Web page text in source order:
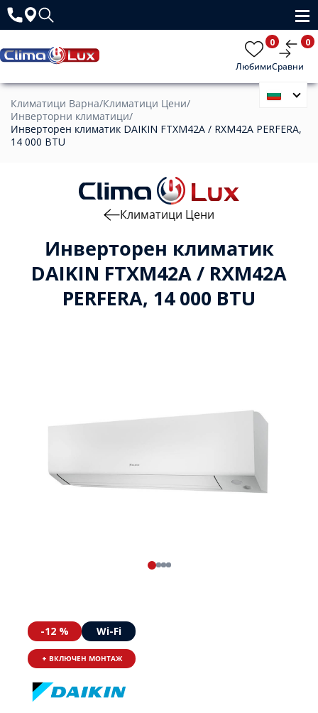
Любими
0
Сравни
0
Климатици Варна/Климатици Цени/
Инверторни климатици/
Инверторен климатик DAIKIN FTXM42A / RXM42A PERFERA,
14 000 BTU
Инверторен климатик
DAIKIN FTXM42A / RXM42A
PERFERA, 14 000 BTU
Климатици Цени
-12 % Wi-Fi
+ ВКЛЮЧЕН МОНТАЖ